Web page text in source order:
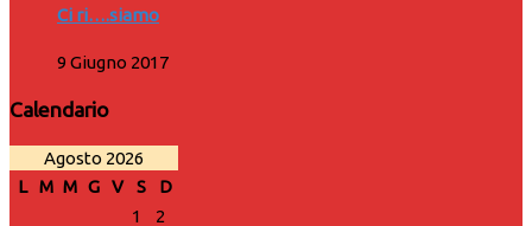
Ci ri….siamo
9 Giugno 2017
Calendario
Agosto 2026
L M M G V S
D
1
2